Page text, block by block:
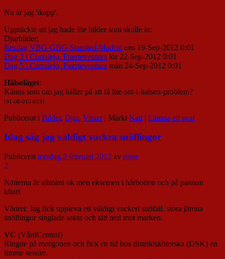
Nu är jag 'ikapp'.
Upptäckte att jag hade lite bilder som skulle in:
Djurbilder;
Resdag VBG-GBG-Stansted-Madrid ons 19-Sep-2012 0:01
Dag 3 i Corralejo, Fuerteventura lör 22-Sep-2012 0:01
Dag 5 i Corralejo, Fuerteventura mån 24-Sep-2012 0:01
Hälsoläget:
Känns som om jag håller på att få lite ont-i-halsen-problem?
[01-08-015-015]
Publicerat i Bilder, Djur, Vinter | Märkt Katt | Lämna ett svar
Idag såg jag väldigt vackra snöflingor
Publicerat torsdag 2 februari 2012 av nisse
2
Nätterna är allmänt ok men eksemen i hårbotten och på pannan
kliar!
Vädret: Jag fick uppleva ett väldigt vackert snöfall. stora jämna
snöflingor singlade sakta och tätt ned mot marken.
VC (VårdCentral)
Ringde på morgonen och fick en tid hos distriktsköterska (DSK) en
timme senare.